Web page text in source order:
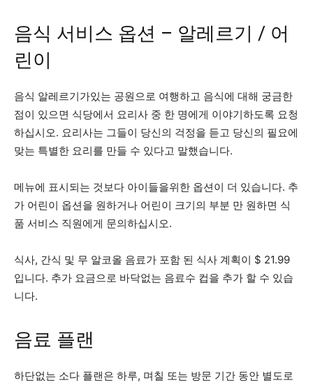
음식 서비스 옵션 – 알레르기 / 어
린이
음식 알레르기가있는 공원으로 여행하고 음식에 대해 궁금한
점이 있으면 식당에서 요리사 중 한 명에게 이야기하도록 요청
하십시오. 요리사는 그들이 당신의 걱정을 듣고 당신의 필요에
맞는 특별한 요리를 만들 수 있다고 말했습니다.
메뉴에 표시되는 것보다 아이들을위한 옵션이 더 있습니다. 추
가 어린이 옵션을 원하거나 어린이 크기의 부분 만 원하면 식
품 서비스 직원에게 문의하십시오.
식사, 간식 및 무 알코올 음료가 포함 된 식사 계획이 $ 21.99
입니다. 추가 요금으로 바닥없는 음료수 컵을 추가 할 수 있습
니다.
음료 플랜
하단없는 소다 플랜은 하루, 며칠 또는 방문 기간 동안 별도로